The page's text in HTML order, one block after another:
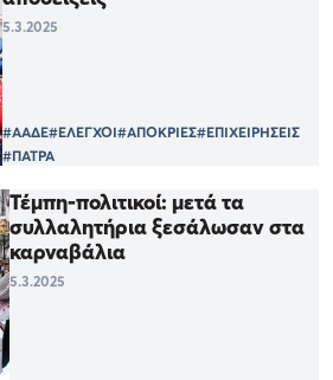
5.3.2025
#ΑΑΔΕ#ΕΛΕΓΧΟΙ#ΑΠΟΚΡΙΕΣ#ΕΠΙΧΕΙΡΗΣΕΙΣ
#ΠΑΤΡΑ
Τέμπη-πολιτικοί: μετά τα
συλλαλητήρια ξεσάλωσαν στα
καρναβάλια
5.3.2025